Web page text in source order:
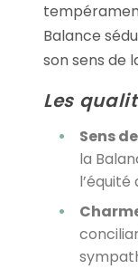
Balance
son sens de
Les
Sens
la
l’équité